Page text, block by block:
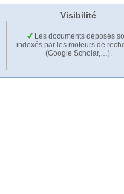
Visibilité
Les documents déposés
indexés par les moteurs de
(Google Scholar,…).